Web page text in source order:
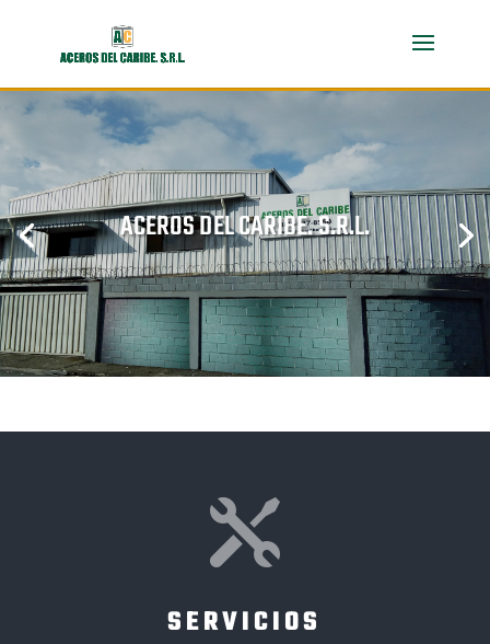
ACEROS DEL CARIBE. S.R.L.

SERVICIOS